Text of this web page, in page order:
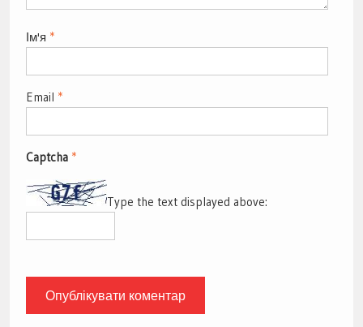
Ім'я *
Email *
Captcha *
Type the text displayed above: